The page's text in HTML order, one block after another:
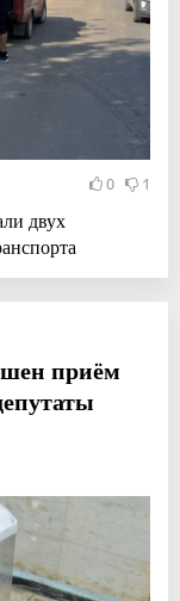
0 1
двух
приём